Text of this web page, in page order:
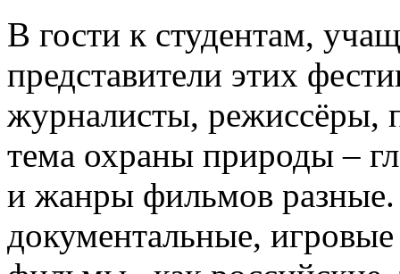
В гости к студентам,
представители этих
журналисты, режиссёры,
тема охраны природы –
и жанры фильмов разные.
документальные,